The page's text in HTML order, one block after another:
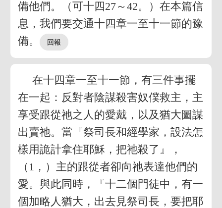
備他們。（可十四27～42。）在本篇信
息，我們要交通十四章一至十一節的豫
備。
在十四章一至十一節，有三件事擺
在一起：反對者陰謀殺害奴僕救主，主
享受跟從祂之人的愛戴，以及猶大圖謀
出賣祂。當『祭司長和經學家，設法怎
樣用詭計拿住耶穌，把祂殺了』，
（1，）主的跟從者卻向祂表達他們的
愛。與此同時，『十二個門徒中，有一
個加略人猶大，出去見祭司長，要把耶